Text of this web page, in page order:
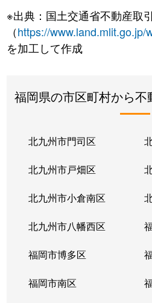
※出典：国土交通省不動産取
（https://
を加工して作成
福岡県の市区町村から
北九州市門司区
北九州市戸畑区
北九州市小倉南区
北九州市八幡西区
福岡市博多区
福岡市南区